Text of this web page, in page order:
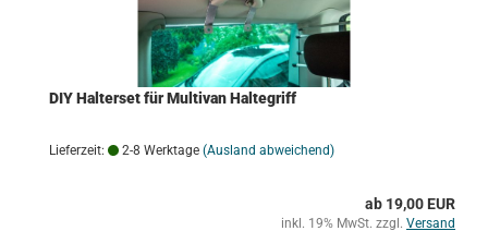
DIY Halterset für Multivan Haltegriff
Lieferzeit: 2-8 Werktage (Ausland abweichend)
ab 19,00 EUR
inkl. 19% MwSt. zzgl. Versand